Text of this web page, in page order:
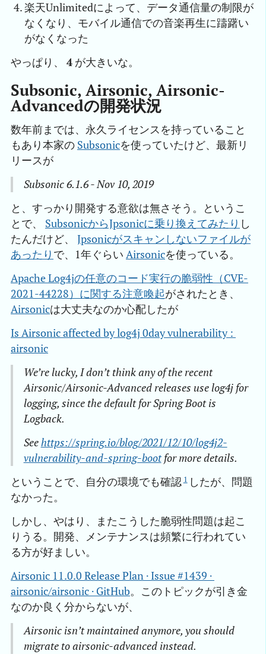
楽天Unlimitedによって、データ通信量の制限が
なくなり、モバイル通信での音楽再生に躊躇い
がなくなった
やっぱり、 4 が大きいな。
Subsonic, Airsonic, Airsonic-
Advancedの開発状況
数年前までは、永久ライセンスを持っていること
もあり本家の Subsonicを使っていたけど、最新リ
リースが
Subsonic 6.1.6 - Nov 10, 2019
と、すっかり開発する意欲は無さそう。というこ
とで、 SubsonicからJpsonicに乗り換えてみたり し
たんだけど、 Jpsonicがスキャンしないファイルが
あったり で、1年ぐらい Airsonicを使っている。
Apache Log4jの任意のコード実行の脆弱性（CVE-
2021-44228）に関する注意喚起がされたとき、
Airsonicは大丈夫なのか心配したが
Is Airsonic affected by log4j 0day vulnerability :
airsonic
We’re lucky, I don’t think any of the recent
Airsonic/Airsonic-Advanced releases use log4j for
logging, since the default for Spring Boot is
Logback.
Seehttps://spring.io/blog/2021/12/10/log4j2-
vulnerability-and-spring-bootfor more details.
ということで、自分の環境でも確認 1 したが、問題
なかった。
しかし、やはり、またこうした脆弱性問題は起こ
りうる。開発、メンテナンスは頻繁に行われてい
る方が好ましい。
Airsonic 11.0.0 Release Plan · Issue #1439 ·
airsonic/airsonic · GitHub。このトピックが引き金
なのか良く分からないが、
Airsonic isn’t maintained anymore, you should
migrate to airsonic-advanced instead.